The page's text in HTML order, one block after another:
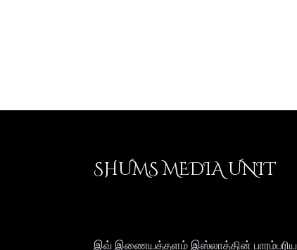
SHUMS MEDIA UNIT
இவ் இணையத்தளம் இஸ்லாத்தின் பாரம்பரிய